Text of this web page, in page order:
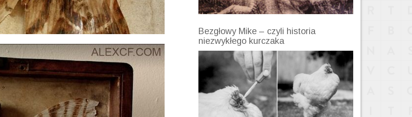
Bezgłowy Mike – czyli historia
niezwykłego kurczaka